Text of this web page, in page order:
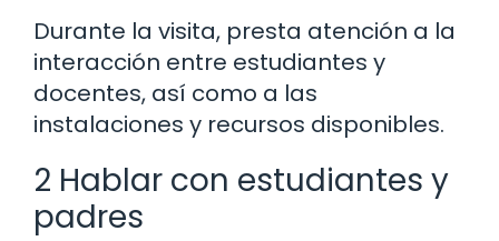
Durante la visita, presta atención a la
interacción entre estudiantes y
docentes, así como a las
instalaciones y recursos disponibles.
2 Hablar con estudiantes y
padres